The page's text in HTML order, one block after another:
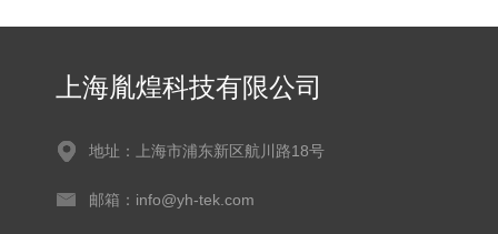
上海胤煌科技有限公司
地址：上海市浦东新区航川路18号
邮箱：info@yh-tek.com